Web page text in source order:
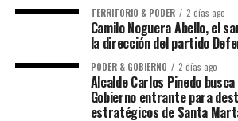
TERRITORIO & PODER 2 días ago
Camilo Noguera Abello, el
la dirección del partido
PODER & GOBIERNO 2 días ago
Alcalde Carlos Pinedo
Gobierno entrante para
estratégicos de Santa